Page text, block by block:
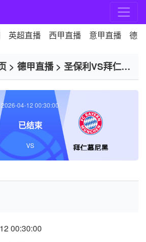
英超直播 西甲直播 意甲直播 德
> 德甲直播> 圣保利VS拜仁慕
拜仁慕尼黑
2026-04-12 00:30:00
已结束
VS
00:30:00